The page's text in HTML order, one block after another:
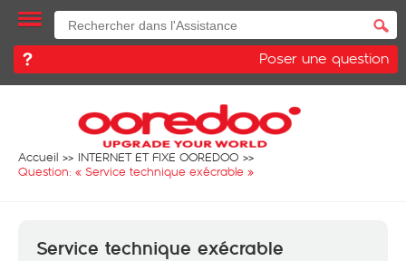
Poser une question
Accueil
INTERNET ET FIXE OOREDOO
Question: « Service technique exécrable »
Service technique exécrable